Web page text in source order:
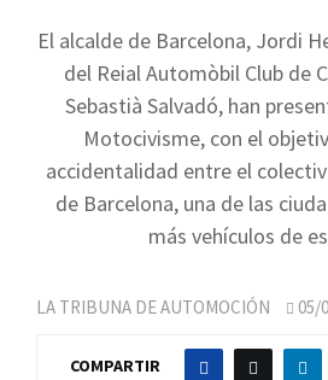
El alcalde de Barcelona, Jordi
del Reial Automòbil Club de
Sebastià Salvadó, han
Motocivisme, con el
accidentalidad entre el
de Barcelona, una de las
más vehículos de
LA TRIBUNA DE AUTOMOCIÓN 05/
COMPARTIR